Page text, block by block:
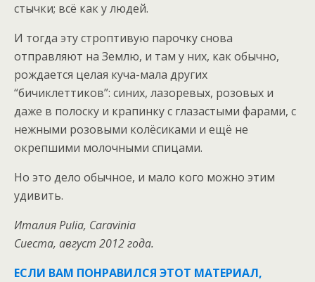
стычки; всё как у людей.
И тогда эту строптивую парочку снова
отправляют на Землю, и там у них, как обычно,
рождается целая куча-мала других
“бичиклеттиков”: синих, лазоревых, розовых и
даже в полоску и крапинку с глазастыми фарами, с
нежными розовыми колёсиками и ещё не
окрепшими молочными спицами.
Но это дело обычное, и мало кого можно этим
удивить.
Италия Pulia, Caravinia
Cиеста, август 2012 года.
ЕСЛИ ВАМ ПОНРАВИЛСЯ ЭТОТ МАТЕРИАЛ,